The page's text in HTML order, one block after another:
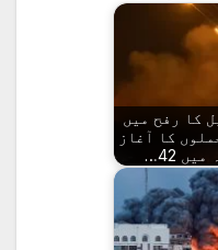
کا رفح میں
کا آغاز
42…